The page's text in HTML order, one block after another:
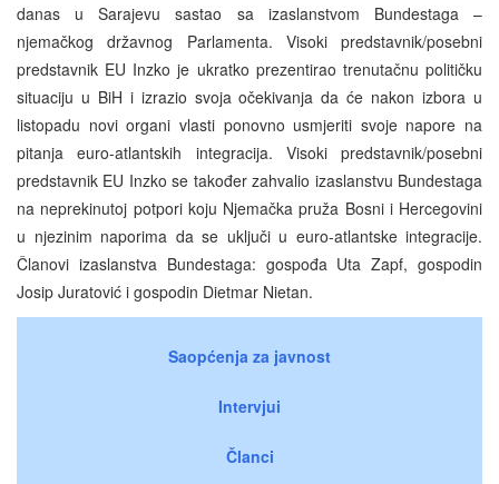
danas u Sarajevu sastao sa izaslanstvom Bundestaga –
njemačkog državnog Parlamenta. Visoki predstavnik/posebni
predstavnik EU Inzko je ukratko prezentirao trenutačnu političku
situaciju u BiH i izrazio svoja očekivanja da će nakon izbora u
listopadu novi organi vlasti ponovno usmjeriti svoje napore na
pitanja euro-atlantskih integracija. Visoki predstavnik/posebni
predstavnik EU Inzko se također zahvalio izaslanstvu Bundestaga
na neprekinutoj potpori koju Njemačka pruža Bosni i Hercegovini
u njezinim naporima da se uključi u euro-atlantske integracije.
Članovi izaslanstva Bundestaga: gospođa Uta Zapf, gospodin
Josip Juratović i gospodin Dietmar Nietan.
Saopćenja za javnost
Intervjui
Članci